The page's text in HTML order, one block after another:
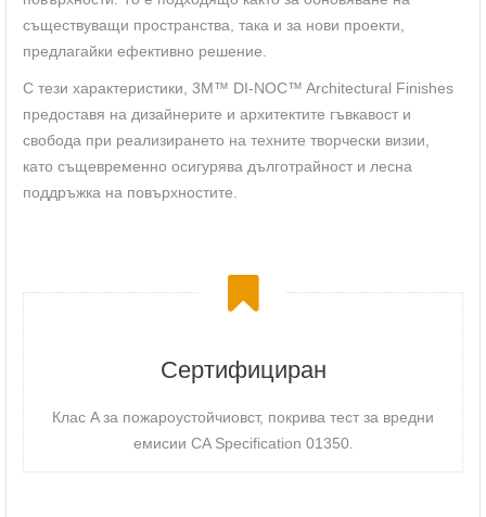
съществуващи пространства, така и за нови проекти,
предлагайки ефективно решение.
С тези характеристики, 3M™ DI-NOC™ Architectural Finishes
предоставя на дизайнерите и архитектите гъвкавост и
свобода при реализирането на техните творчески визии,
като същевременно осигурява дълготрайност и лесна
поддръжка на повърхностите.
Сертифициран
Клас A за пожароустойчиовст, покрива тест за вредни
емисии CA Specification 01350.